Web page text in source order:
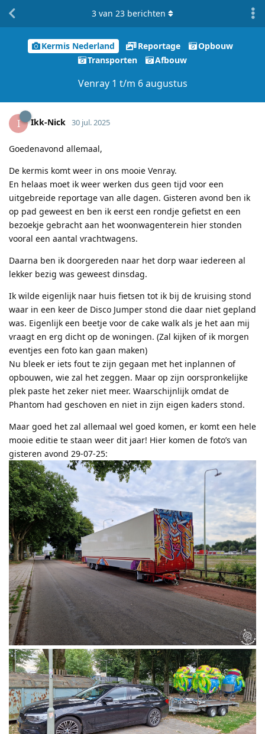
Kermis Nederland Reportage
Opbouw
Transporten
Afbouw
Venray 1 t/m 6 augustus
3 van 23 berichten
I Ikk-Nick 30 jul. 2025
Goedenavond allemaal,
De kermis komt weer in ons mooie Venray.
En helaas moet ik weer werken dus geen tijd voor een
uitgebreide reportage van alle dagen. Gisteren avond ben ik
op pad geweest en ben ik eerst een rondje gefietst en een
bezoekje gebracht aan het woonwagenterein hier stonden
vooral een aantal vrachtwagens.
Daarna ben ik doorgereden naar het dorp waar iedereen al
lekker bezig was geweest dinsdag.
Ik wilde eigenlijk naar huis fietsen tot ik bij de kruising stond
waar in een keer de Disco Jumper stond die daar niet gepland
was. Eigenlijk een beetje voor de cake walk als je het aan mij
vraagt en erg dicht op de woningen. (Zal kijken of ik morgen
eventjes een foto kan gaan maken)
Nu bleek er iets fout te zijn gegaan met het inplannen of
opbouwen, wie zal het zeggen. Maar op zijn oorspronkelijke
plek paste het zeker niet meer. Waarschijnlijk omdat de
Phantom had geschoven en niet in zijn eigen kaders stond.
Maar goed het zal allemaal wel goed komen, er komt een hele
mooie editie te staan weer dit jaar! Hier komen de foto’s van
gisteren avond 29-07-25: